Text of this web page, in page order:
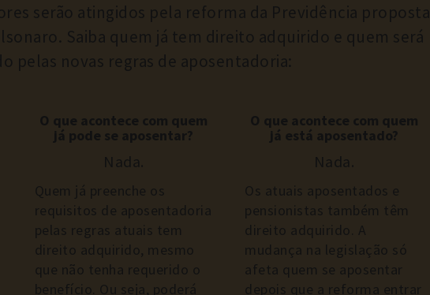
serão atingidos pela reforma da Previdência proposta
Saiba quem já tem direito adquirido e quem será
pelas novas regras de aposentadoria:
O que acontece com quem
já pode se aposentar?
Nada.
Quem já preenche os
requisitos de aposentadoria
pelas regras atuais tem
direito adquirido, mesmo
que não tenha requerido o
benefício. Ou seja, poderá
O que acontece com quem
já está aposentado?
Nada.
Os atuais aposentados e
pensionistas também têm
direito adquirido. A
mudança na legislação só
afeta quem se aposentar
depois que a reforma entrar